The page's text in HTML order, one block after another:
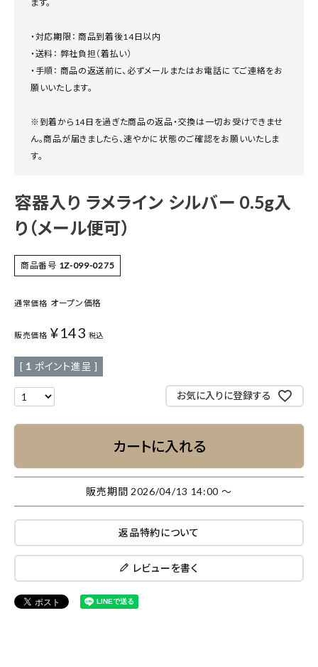
ます。
・対応期限： 商品到着後14日以内
・送料： 弊社負担（着払い）
・手順： 商品の返送前に、必ずメールまたはお電話にてご連絡をお
願いいたします。
※到着から14日を過ぎた商品の返品・交換は一切お受けできませ
ん。商品が届きましたら、速やかに状態のご確認をお願いいたしま
す。
容器入り ラメライン シルバー 0.5g入
り（メール便可）
商品番号 1Z-099-0275
通常価格 オープン価格
販売価格 ¥143 税込
[ 1 ポイント進呈 ]
お気に入りに登録する
カートに入れる
販売期間 2026/04/13 14:00 〜
返品特約について
レビューを書く